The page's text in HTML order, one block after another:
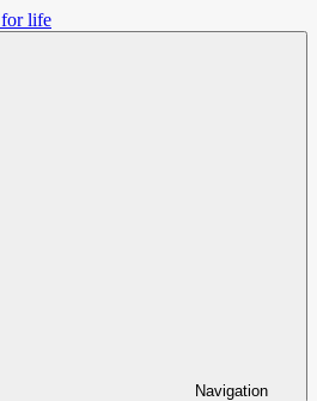
Navigation